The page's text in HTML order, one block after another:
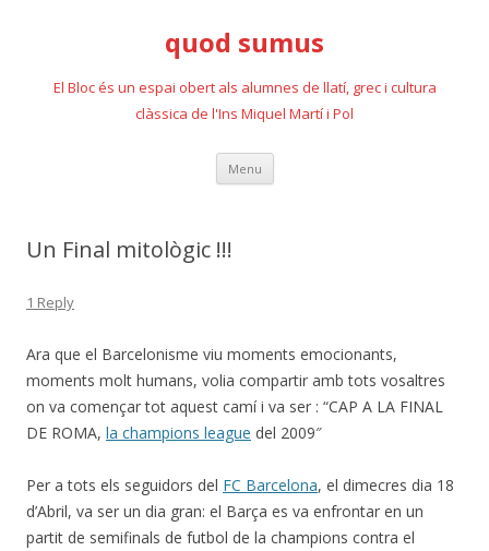
quod sumus
El Bloc és un espai obert als alumnes de llatí, grec i cultura
clàssica de l'Ins Miquel Martí i Pol
Menu Skip
content
Un Final mitològic !!!
1 Reply
Ara que el Barcelonisme viu moments emocionants,
moments molt humans, volia compartir amb tots vosaltres
on va començar tot aquest camí i va ser : “CAP A LA FINAL
DE ROMA, la champions league del 2009″
Per a tots els seguidors del FC Barcelona, el dimecres dia 18
d’Abril, va ser un dia gran: el Barça es va enfrontar en un
partit de semifinals de futbol de la champions contra el